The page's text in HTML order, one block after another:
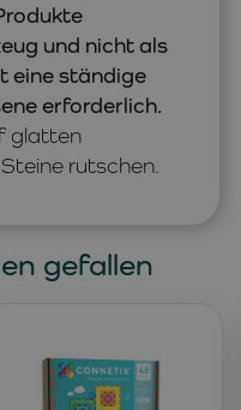
und nicht als
eine ständige
erforderlich.
glatten
rutschen.
gefallen